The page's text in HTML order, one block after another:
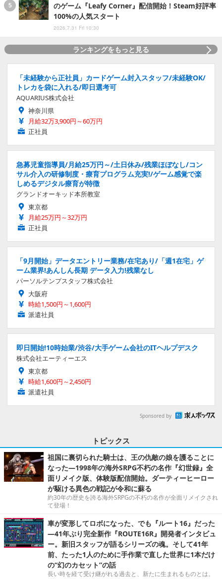
のゲーム『Leafy Corner』配信開始！Steam好評率
100%の人気スタート
2026.7.31 Fri 10:30
ランキングをもっと見る
「未経験から正社員」カードゲーム封入スタッフ/未経験OK/
トレカを袋に入れる/即日選考可
AQUARIUS株式会社
神奈川県
月給32万3,900円～60万円
正社員
急募児童指導員/月給25万円～/土日休み/残業ほぼなし/コン
サル介入の研修制度・療育プログラム充実!/ゲーム感覚で楽
しめるデジタル療育が特徴
グランドオーキッド本所教室
東京都
月給25万円～32万円
正社員
「9月開始」データエントリー業務/在宅あり/「週1在宅」ゲ
ーム業界!あんしん長期 データ入力!残業なし
パーソルテンプスタッフ株式会社
大阪府
時給1,500円～1,600円
派遣社員
即日開始!10時始業/渋谷/大手ゲーム会社のITヘルプデスク
株式会社エーティーエス
東京都
時給1,600円～2,450円
派遣社員
Sponsored by
トピックス
祖国に裏切られた騎士は、王の仇敵の娘を護ることに
なった―1998年の海外SRPG不朽の名作『幻世録』全
面リメイク版、体験版配信開始。ダーティーヒーロー
が駆ける異色の戦記が令和に蘇る
約30年の歴史を誇る海外SRPGの不朽の名作が全面リメイクされ
て登場！
車が変形してロボになった、でも『ルート16』だった
―41年ぶり完全新作『ROUTE16R』開発者インタビュ
ー。新旧スタッフが語るシリーズの魂。そして41年
前、たった1人のために手作業で直した世界に1本だけ
の“幻のカセット”の話
長い時を経て受け継がれる過去と、新たに生まれるものとは。